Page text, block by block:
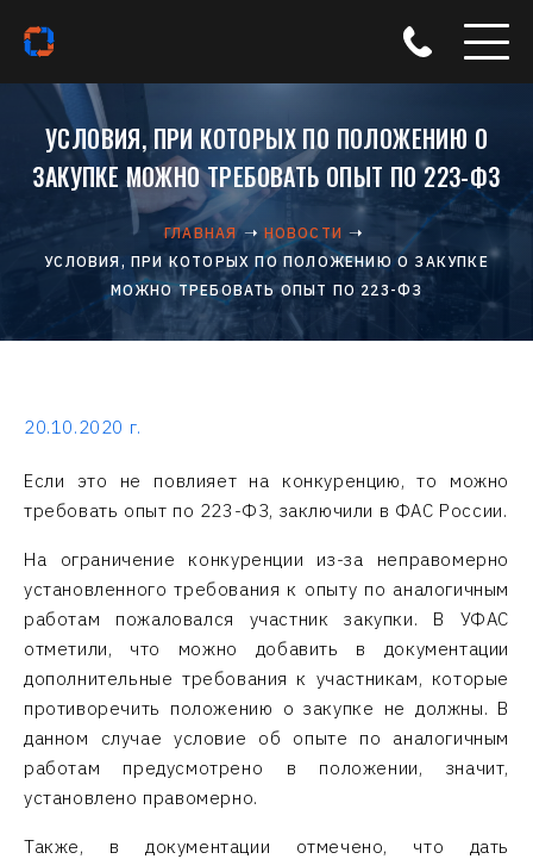
УСЛОВИЯ, ПРИ КОТОРЫХ ПО ПОЛОЖЕНИЮ О
ЗАКУПКЕ МОЖНО ТРЕБОВАТЬ ОПЫТ ПО 223-ФЗ
ГЛАВНАЯ
НОВОСТИ
УСЛОВИЯ, ПРИ КОТОРЫХ ПО ПОЛОЖЕНИЮ О ЗАКУПКЕ
МОЖНО ТРЕБОВАТЬ ОПЫТ ПО 223-ФЗ
20.10.2020 г.
Если это не повлияет на конкуренцию, то можно
требовать опыт по 223-ФЗ, заключили в ФАС России.
На ограничение конкуренции из-за неправомерно
установленного требования к опыту по аналогичным
работам пожаловался участник закупки. В УФАС
отметили, что можно добавить в документации
дополнительные требования к участникам, которые
противоречить положению о закупке не должны. В
данном случае условие об опыте по аналогичным
работам предусмотрено в положении, значит,
установлено правомерно.
Также, в документации отмечено, что дать